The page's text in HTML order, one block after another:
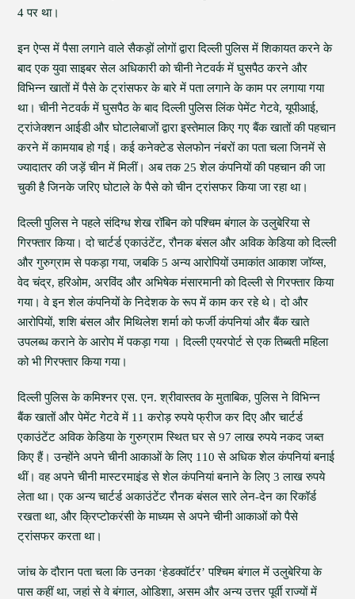
4 पर था।
इन ऐप्स में पैसा लगाने वाले सैकड़ों लोगों द्वारा दिल्ली पुलिस में शिकायत करने के
बाद एक युवा साइबर सेल अधिकारी को चीनी नेटवर्क में घुसपैठ करने और
विभिन्न खातों में पैसे के ट्रांसफर के बारे में पता लगाने के काम पर लगाया गया
था। चीनी नेटवर्क में घुसपैठ के बाद दिल्ली पुलिस लिंक पेमेंट गेटवे, यूपीआई,
ट्रांजेक्शन आईडी और घोटालेबाजों द्वारा इस्तेमाल किए गए बैंक खातों की पहचान
करने में कामयाब हो गई। कई कनेक्टेड सेलफोन नंबरों का पता चला जिनमें से
ज्यादातर की जड़ें चीन में मिलीं। अब तक 25 शेल कंपनियों की पहचान की जा
चुकी है जिनके जरिए घोटाले के पैसे को चीन ट्रांसफर किया जा रहा था।
दिल्ली पुलिस ने पहले संदिग्ध शेख रॉबिन को पश्चिम बंगाल के उलुबेरिया से
गिरफ्तार किया। दो चार्टर्ड एकाउंटेंट, रौनक बंसल और अविक केडिया को दिल्ली
और गुरुग्राम से पकड़ा गया, जबकि 5 अन्य आरोपियों उमाकांत आकाश जॉय्स,
वेद चंद्र, हरिओम, अरविंद और अभिषेक मंसारमानी को दिल्ली से गिरफ्तार किया
गया। वे इन शेल कंपनियों के निदेशक के रूप में काम कर रहे थे। दो और
आरोपियों, शशि बंसल और मिथिलेश शर्मा को फर्जी कंपनियां और बैंक खाते
उपलब्ध कराने के आरोप में पकड़ा गया । दिल्ली एयरपोर्ट से एक तिब्बती महिला
को भी गिरफ्तार किया गया।
दिल्ली पुलिस के कमिश्नर एस. एन. श्रीवास्तव के मुताबिक, पुलिस ने विभिन्न
बैंक खातों और पेमेंट गेटवे में 11 करोड़ रुपये फ्रीज कर दिए और चार्टर्ड
एकाउंटेंट अविक केडिया के गुरुग्राम स्थित घर से 97 लाख रुपये नकद जब्त
किए हैं। उन्होंने अपने चीनी आकाओं के लिए 110 से अधिक शेल कंपनियां बनाई
थीं। वह अपने चीनी मास्टरमाइंड से शेल कंपनियां बनाने के लिए 3 लाख रुपये
लेता था। एक अन्य चार्टर्ड अकाउंटेंट रौनक बंसल सारे लेन-देन का रिकॉर्ड
रखता था, और क्रिप्टोकरंसी के माध्यम से अपने चीनी आकाओं को पैसे
ट्रांसफर करता था।
जांच के दौरान पता चला कि उनका ‘हेडक्वॉर्टर’ पश्चिम बंगाल में उलुबेरिया के
पास कहीं था, जहां से वे बंगाल, ओडिशा, असम और अन्य उत्तर पूर्वी राज्यों में